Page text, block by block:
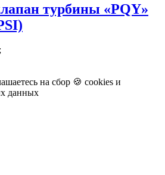
турбины «PQY»
на сбор 🍪 cookies и
данных